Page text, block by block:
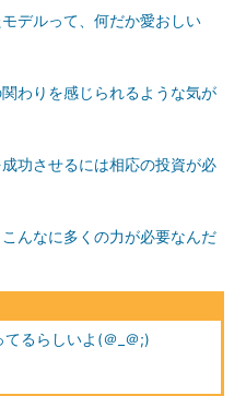
デルって、何だか愛おしい
関わりを感じられるような気が
功させるには相応の投資が必
んなに多くの力が必要なんだ
るらしいよ(＠_＠;)